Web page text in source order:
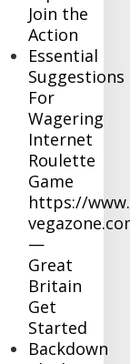
Join the
Action
Essential
Suggestions
For
Wagering
Internet
Roulette
Game
https://
—
Great
Britain
Get
Started
Backdown